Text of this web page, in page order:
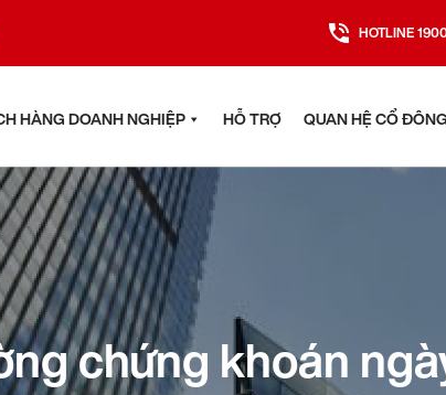
HOTLINE
HÀNG DOANH NGHIỆP HỖ TRỢ QUAN HỆ CỔ ĐÔNG
chứng khoán